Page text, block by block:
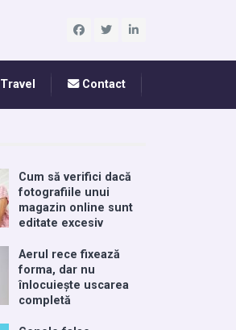
Travel Contact
Cum să verifici dacă
fotografiile unui
magazin online sunt
editate excesiv
Aerul rece fixează
forma, dar nu
înlocuiește uscarea
completă